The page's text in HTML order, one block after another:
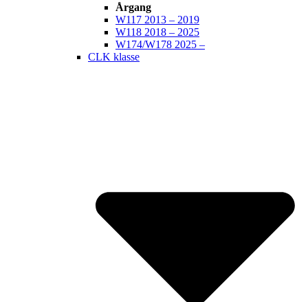
Årgang
W117 2013 – 2019
W118 2018 – 2025
W174/W178 2025 –
CLK klasse